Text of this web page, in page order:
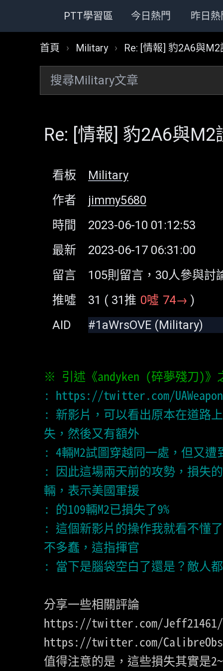
PTT學習區 今日熱門 昨日熱
首頁 › Military › Re: [情報] 豹2A6與
Re: [情報] 豹2A6與
看板
Military
作者
jimmy5680
時間
2023-06-10 01:12:53
最新
2023-06-17 06:31:00
留言
105則留言，30人參與討
推噓
31 ( 31推 0噓 74→ )
AID
: https://twitter.com/
: 新影片，可以看出原本在道路上
: 因此這場兩天前的攻勢，損失
: 這個新影片的操作我就看不懂
https://twitter.com/Jeff21461/
https://twitter.com/